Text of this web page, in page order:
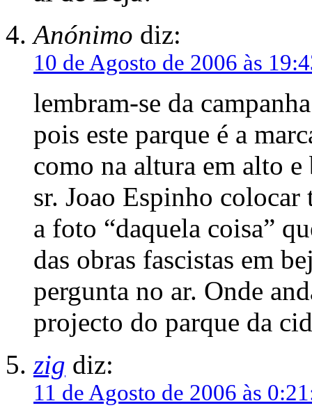
Anónimo diz:
10 de Agosto de 2006 às
lembram-se da
pois este parque é a
como na altura em alto
sr. Joao Espinho colocar
a foto “daquela coisa”
das obras fascistas em
pergunta no ar. Onde
projecto do parque da
zig diz:
11 de Agosto de 2006 às